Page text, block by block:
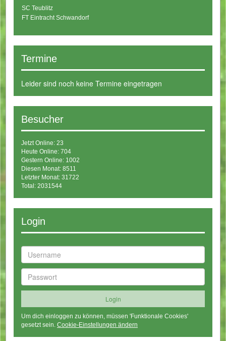
SC Teublitz
FT Eintracht Schwandorf
Termine
Leider sind noch keine Termine eingetragen
Besucher
Jetzt Online: 23
Heute Online: 704
Gestern Online: 1002
Diesen Monat: 8511
Letzter Monat: 31722
Total: 2031544
Login
Um dich einloggen zu können, müssen 'Funktionale Cookies'
gesetzt sein. Cookie-Einstellungen ändern